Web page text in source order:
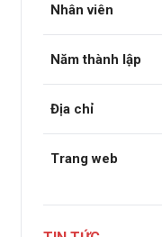
Nhân viên
Năm thành lập
Địa chỉ
Trang web